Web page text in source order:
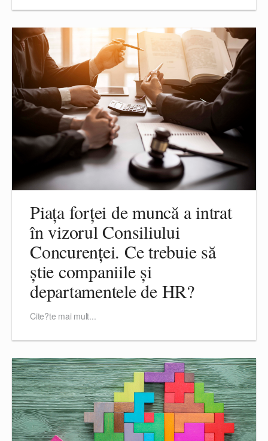
Piața forței de muncă a intrat
în vizorul Consiliului
Concurenței. Ce trebuie să
știe companiile și
departamentele de HR?
Cite?te mai mult...